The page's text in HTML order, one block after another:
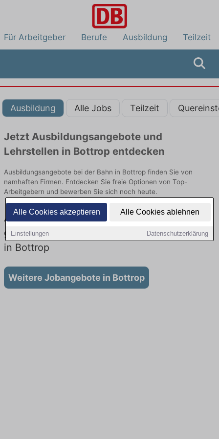
Alle Cookies akzeptieren Alle Cookies ablehnen
Einstellungen Datenschutzerklärung
Für Arbeitgeber Berufe Ausbildung Teilzeit
Ausbildung Alle Jobs Teilzeit
Jetzt Ausbildungsangebote und
Lehrstellen in Bottrop entdecken
Ausbildungsangebote bei der Bahn in Bottrop finden Sie von
namhaften Firmen. Entdecken Sie freie Optionen von Top-
Arbeitgebern und bewerben Sie sich noch heute.
Ausbildung in Bottrop bei der Bahn: Aktuell
gibt es keine Stellenangebote für Ausbildung
in Bottrop
Weitere Jobangebote in Bottrop